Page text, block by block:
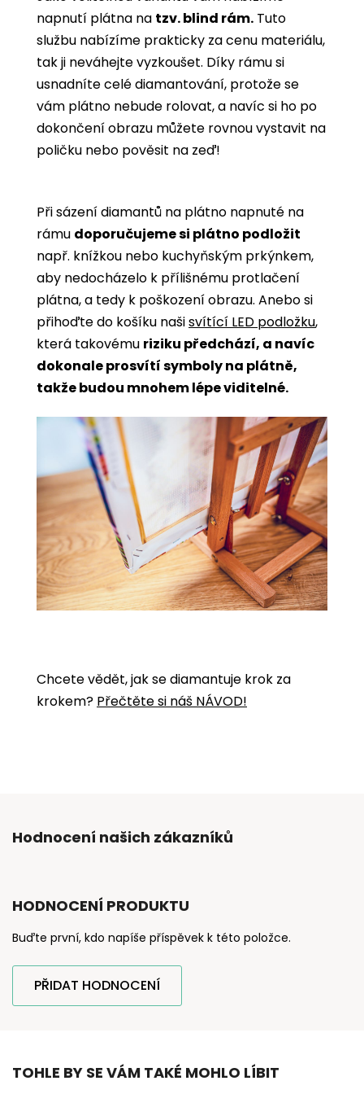
napnutí plátna na tzv. blind rám. Tuto
službu nabízíme prakticky za cenu materiálu,
tak ji neváhejte vyzkoušet. Díky rámu si
usnadníte celé diamantování, protože se
vám plátno nebude rolovat, a navíc si ho po
dokončení obrazu můžete rovnou vystavit na
poličku nebo pověsit na zeď!
Při sázení diamantů na plátno napnuté na
rámu doporučujeme si plátno podložit
např. knížkou nebo kuchyňským prkýnkem,
aby nedocházelo k přílišnému protlačení
plátna, a tedy k poškození obrazu. Anebo si
přihoďte do košíku našisvítící LED podložku,
která takovému riziku předchází, a navíc
dokonale prosvítí symboly na plátně,
takže budou mnohem lépe viditelné.
Chcete vědět, jak se diamantuje krok za
krokem? Přečtěte si náš NÁVOD!
Hodnocení našich zákazníků
HODNOCENÍ PRODUKTU
Buďte první, kdo napíše příspěvek k této položce.
PŘIDAT HODNOCENÍ
TOHLE BY SE VÁM TAKÉ MOHLO LÍBIT